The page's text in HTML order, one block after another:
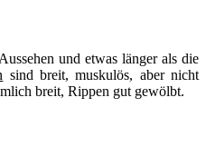
und etwas län­ger als die
sind breit, mus­ku­lös, aber nicht
breit, Rip­pen gut gewölbt.